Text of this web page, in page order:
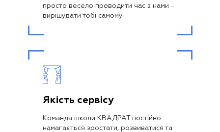
просто весело проводити час з нами -
вирішувати тобі самому.
Якість сервісу
Команда школи КВАДРАТ постійно
намагається зростати, розвиватися та